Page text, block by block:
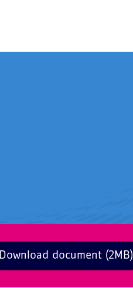
Download document (2MB)